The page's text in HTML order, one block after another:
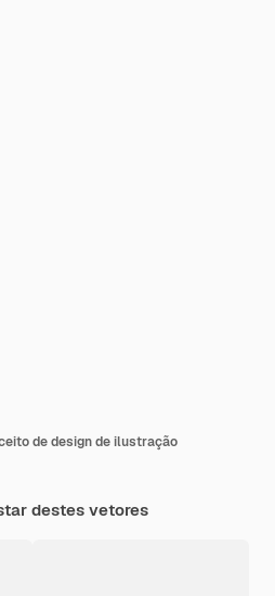
de design de ilustração
destes vetores